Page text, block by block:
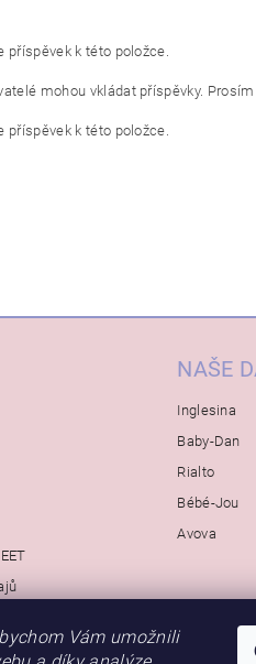
příspěvek k této položce.
mohou vkládat příspěvky. Prosím
příspěvek k této položce.
NAŠE
Inglesina
Baby-Dan
Rialto
Bébé-Jou
Avova
Vám umožnili